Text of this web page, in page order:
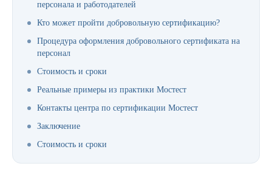
персонала и работодателей
Кто может пройти добровольную сертификацию?
Процедура оформления добровольного сертификата на
персонал
Стоимость и сроки
Реальные примеры из практики Мостест
Контакты центра по сертификации Мостест
Заключение
Стоимость и сроки